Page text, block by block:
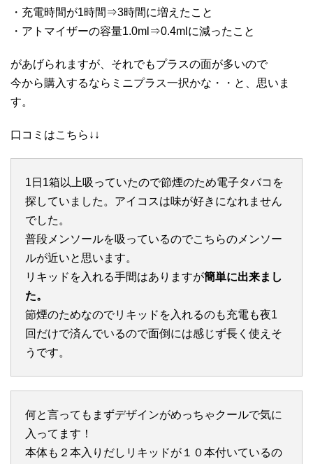
・充電時間が1時間⇒3時間に増えたこと
・アトマイザーの容量1.0ml⇒0.4mlに減ったこと
があげられますが、それでもプラスの面が多いので
今から購入するならミニプラス一択かな・・と、思いま
す。
口コミはこちら↓↓
1日1箱以上吸っていたので節煙のため電子タバコを
探していました。アイコスは味が好きになれません
でした。
普段メンソールを吸っているのでこちらのメンソー
ルが近いと思います。
リキッドを入れる手間はありますが簡単に出来まし
た。
節煙のためなのでリキッドを入れるのも充電も夜1
回だけで済んでいるので面倒には感じず長く使えそ
うです。
何と言ってもまずデザインがめっちゃクールで気に
入ってます！
本体も２本入りだしリキッドが１０本付いているの